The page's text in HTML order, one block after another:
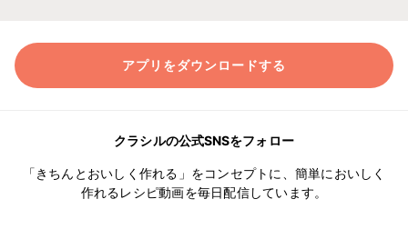
アプリをダウンロードする
クラシルの公式SNSをフォロー
「きちんとおいしく作れる」をコンセプトに、簡単においしく
作れるレシピ動画を毎日配信しています。